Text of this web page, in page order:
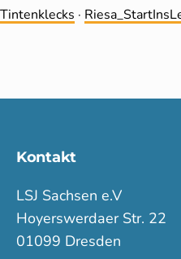
Tintenklecks ·
Kontakt
LSJ Sachsen e.V
Hoyerswerdaer Str. 22
01099 Dresden